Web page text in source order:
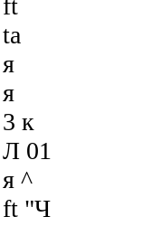
ft
ta
я
я
3 к
Л 01
я ^
ft "Ч